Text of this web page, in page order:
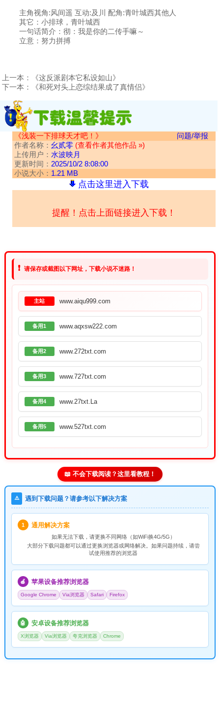
主角视角:风间遥 互动:及川 配角:青叶城西其他人
其它：小排球，青叶城西
一句话简介：彻：我是你的二传手嘛～
立意：努力拼搏
上一本：
《这反派剧本它私设如山》
下一本：
《和死对头上恋综结果成了真情侣》
《浅装一下排球天才吧！》
问题/举报
作者名称： 幺贰零 (查看作者其他作品 »)
上传用户： 水波映月
更新时间： 2025/10/2 8:08:00
小说大小： 1.21 MB
点击这里进入下载
提醒！点击上面链接进入下载！
❗ 请保存或截图以下网址，下载小说不迷路！
主站 www.aiqu999.com
备用1 www.aqxsw222.com
备用2 www.272txt.com
备用3 www.727txt.com
备用4 www.27txt.La
备用5 www.527txt.com
📖 不会下载阅读？这里看教程！
⚠️ 遇到下载问题？请参考以下解决方案
1 通用解决方案
如果无法下载，请更换不同网络（如WiFi换4G/5G）
大部分下载问题都可以通过更换浏览器或网络解决。如果问题持续，请尝
试使用推荐的浏览器
🍎 苹果设备推荐浏览器
Google Chrome Via浏览器 Safari Firefox
🤖 安卓设备推荐浏览器
X浏览器 Via浏览器 夸克浏览器 Chrome